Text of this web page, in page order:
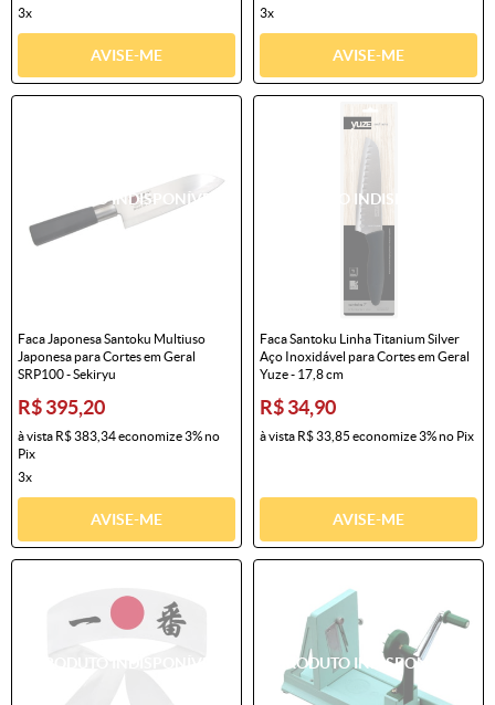
3x
AVISE-ME
3x
AVISE-ME
Faca Japonesa Santoku Multiuso
Japonesa para Cortes em Geral
SRP100 - Sekiryu
R$ 395,20
à vista R$ 383,34economize3%no
Pix
3x
AVISE-ME
Faca Santoku Linha Titanium Silver
Aço Inoxidável para Cortes em Geral
Yuze - 17,8 cm
R$ 34,90
à vista R$ 33,85 economize3%no Pix
AVISE-ME